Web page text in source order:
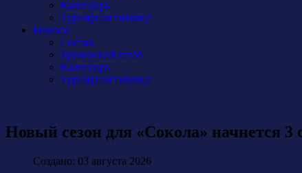
Календарь
Турнирная таблица
Бирюса
Состав
Тренерский штаб
Календарь
Турнирная таблица
Новый сезон для «Сокола» начнется
Создано: 03 августа 2026